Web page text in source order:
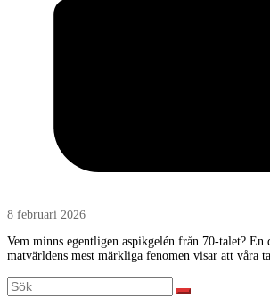
8 februari 2026
Vem minns egentligen aspikgelén från 70-talet?
matvärldens mest märkliga fenomen visar att våra